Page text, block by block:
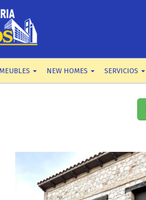
NEW HOMES SERVICIOS